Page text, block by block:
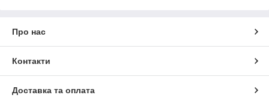
Про нас
Контакти
Доставка та оплата